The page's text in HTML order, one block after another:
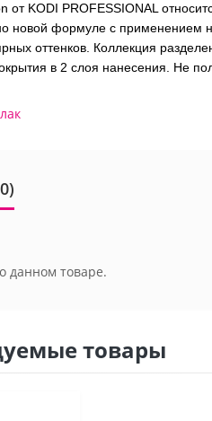
от KODI PROFESSIONAL
новой формуле с применением
оттенков. Коллекция
в 2 слоя нанесения. Не
данном товаре.
товары